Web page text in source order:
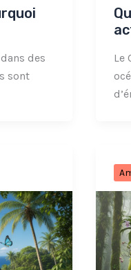
des
sont
Le